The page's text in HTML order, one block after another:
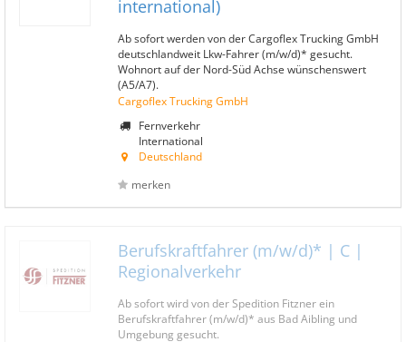
international)
Ab sofort werden von der Cargoflex Trucking GmbH
deutschlandweit Lkw-Fahrer (m/w/d)* gesucht.
Wohnort auf der Nord-Süd Achse wünschenswert
(A5/A7).
Cargoflex Trucking GmbH
Fernverkehr
International
Deutschland
merken
Berufskraftfahrer (m/w/d)* | C |
Regionalverkehr
Ab sofort wird von der Spedition Fitzner ein
Berufskraftfahrer (m/w/d)* aus Bad Aibling und
Umgebung gesucht.